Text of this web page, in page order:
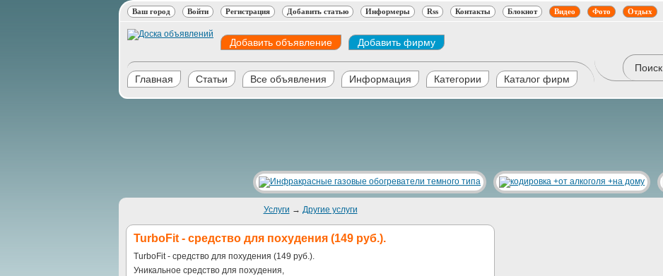
Ваш город Войти Регистрация Добавить статью Информеры Rss Контакты Блокнот Видео Фото Отдых
Добавить объявление Добавить фирму
Главная Статьи Все объявления Информация Категории Каталог фирм
Услуги → Другие услуги
TurboFit - средство для похудения (149 руб.).
TurboFit - средство для похудения (149 руб.).
Уникальное средство для похудения,